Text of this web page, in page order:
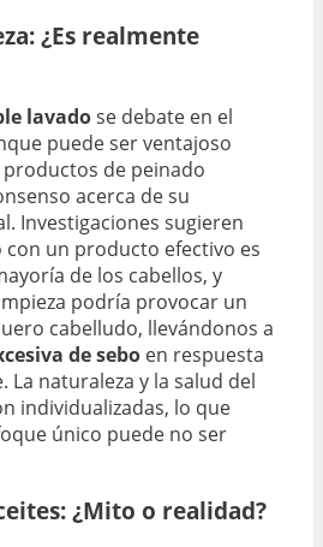
¿Es realmente
lavadose debate en el
puede ser ventajoso
de peinado
acerca de su
Investigaciones sugieren
con un producto efectivo es
de los cabellos, y
podría provocar un
cabelludo, llevándonos a
de sebo en respuesta
La naturaleza y la salud del
individualizadas, lo que
único puede no ser
¿Mito o realidad?